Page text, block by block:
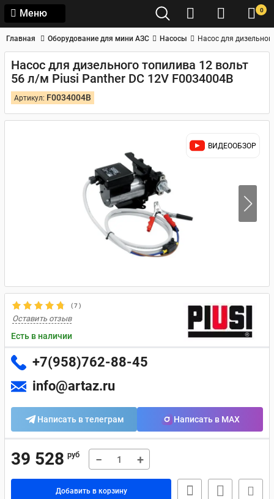
Меню 0
Главная Оборудование для мини АЗС Насосы Насос для
Насос для дизельного топилива 12 вольт
56 л/м Piusi Panther DC 12V F0034004B
Артикул: F0034004B
ВИДЕООБЗОР
(7)
Оставить отзыв
Есть в наличии
+7(958)762-88-45
info@artaz.ru
Написать в телеграм Написать в MAX
39 528 руб − +
Добавить в корзину